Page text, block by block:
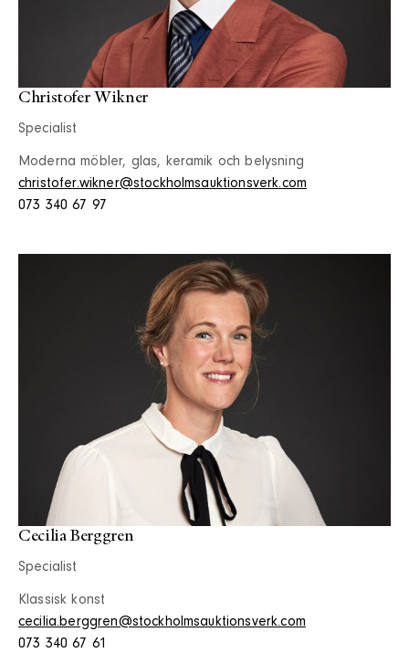
Christofer Wikner
Specialist
Moderna möbler, glas, keramik och belysning
christofer.wikner@stockholmsauktionsverk.com
073 340 67 97
Cecilia Berggren
Specialist
Klassisk konst
cecilia.berggren@stockholmsauktionsverk.com
073 340 67 61